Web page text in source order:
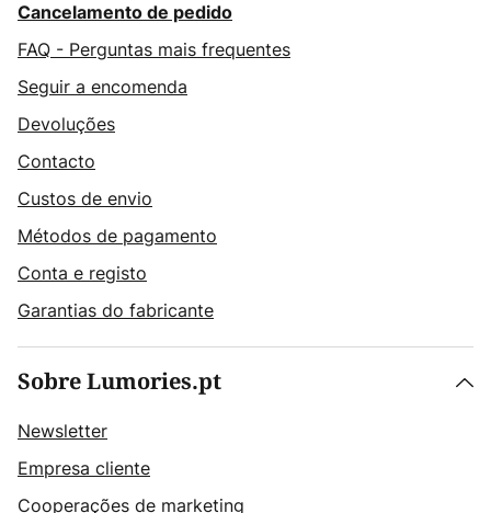
Cancelamento de pedido
FAQ - Perguntas mais frequentes
Seguir a encomenda
Devoluções
Contacto
Custos de envio
Métodos de pagamento
Conta e registo
Garantias do fabricante
Sobre Lumories.pt
Newsletter
Empresa cliente
Cooperações de marketing